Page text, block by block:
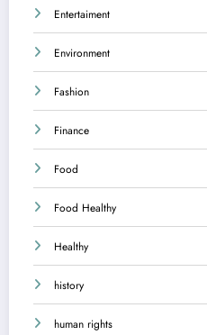
Entertaiment
Environment
Fashion
Finance
Food
Food Healthy
Healthy
history
human rights